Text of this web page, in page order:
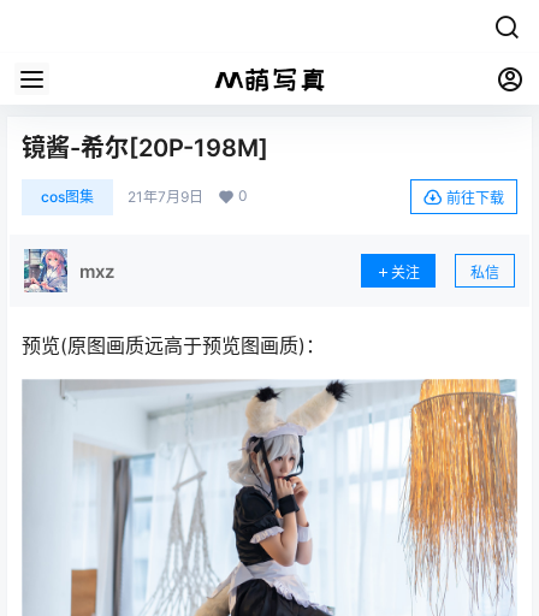
镜酱-希尔[20P-198M]
cos图集 21年7月9日 0 前往下载
mxz 关注 私信
预览(原图画质远高于预览图画质)：